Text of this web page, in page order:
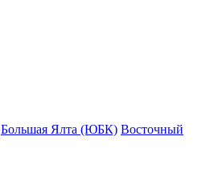
Большая Ялта (ЮБК) Восточный